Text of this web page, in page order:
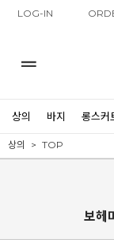
LOG-IN
상의 바지 롱스커
상의 TOP
보헤